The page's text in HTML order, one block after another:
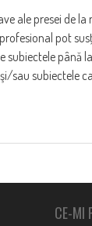
ale presei de
pot
subiectele până
sau subiectele
CE-MI